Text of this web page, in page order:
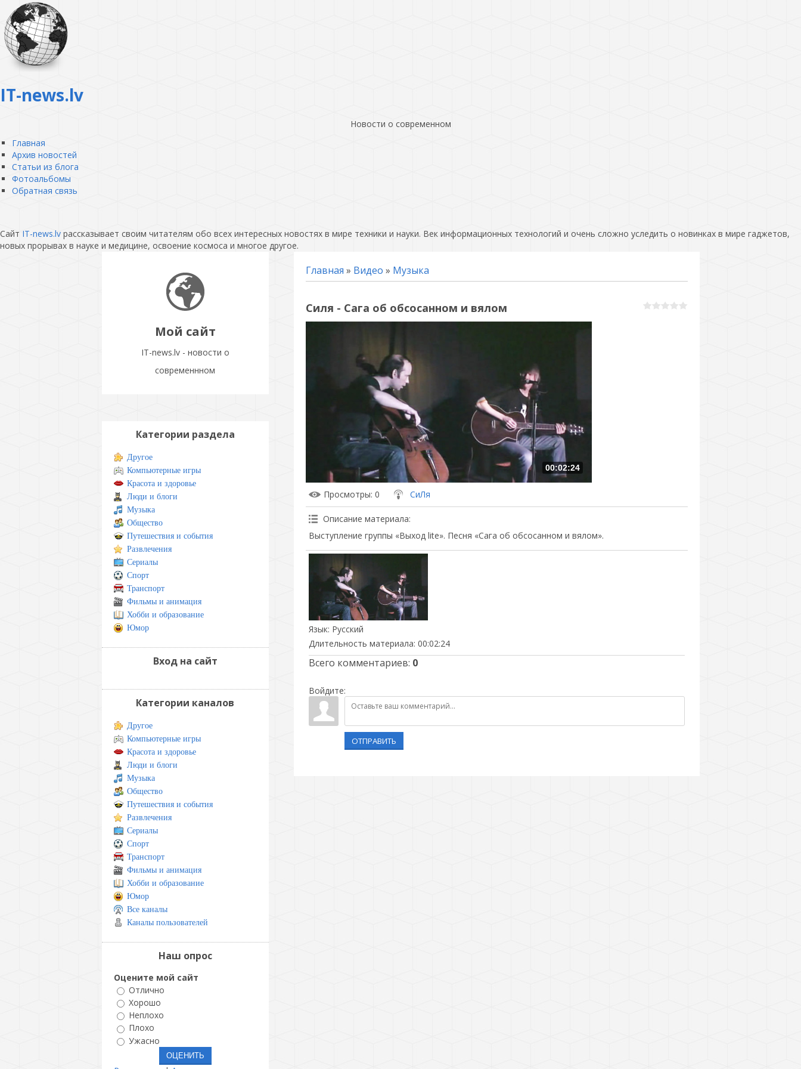
IT-news.lv
Новости о современном
Главная
Архив новостей
Статьи из блога
Фотоальбомы
Обратная связь
Сайт IT-news.lv рассказывает своим читателям обо всех интересных новостях в мире техники и науки. Век информационных технологий и очень сложно уследить о новинках в мире гаджетов,
новых прорывах в науке и медицине, освоение космоса и многое другое.
Мой сайт
IT-news.lv - новости о
современнном
Главная » Видео » Музыка
Силя - Сага об обсосанном и вялом
00:02:24
Просмотры: 0 СиЛя
Описание материала:
Выступление группы «Выход lite». Песня «Сага об обсосанном и вялом».
Язык: Русский
Длительность материала: 00:02:24
Всего комментариев: 0
Войдите:
ОТПРАВИТЬ
Категории раздела
Другое
Компьютерные игры
Красота и здоровье
Люди и блоги
Музыка
Общество
Путешествия и события
Развлечения
Сериалы
Спорт
Транспорт
Фильмы и анимация
Хобби и образование
Юмор
Вход на сайт
Категории каналов
Другое
Компьютерные игры
Красота и здоровье
Люди и блоги
Музыка
Общество
Путешествия и события
Развлечения
Сериалы
Спорт
Транспорт
Фильмы и анимация
Хобби и образование
Юмор
Все каналы
Каналы пользователей
Наш опрос
Оцените мой сайт
Отлично
Хорошо
Неплохо
Плохо
Ужасно